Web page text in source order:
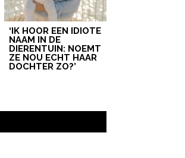
‘IK HOOR EEN IDIOTE
NAAM IN DE
DIERENTUIN: NOEMT
ZE NOU ECHT HAAR
DOCHTER ZO?’